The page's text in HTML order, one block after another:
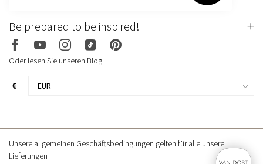
Be prepared to be inspired!
Oder lesen Sie unseren Blog
€
Unsere allgemeinen Geschäftsbedingungen gelten für alle unsere
Lieferungen